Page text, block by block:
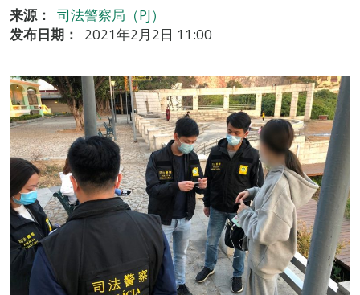
来源：
司法警察局（PJ）
发布日期：
2021年2月2日 11:00